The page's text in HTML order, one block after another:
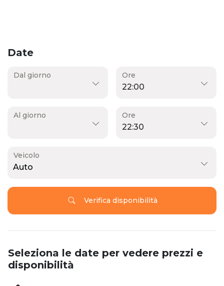
Date
Dal giorno Ore
Al giorno Ore
Veicolo
Auto
Verifica disponibilità
Seleziona le date per vedere prezzi e
disponibilità